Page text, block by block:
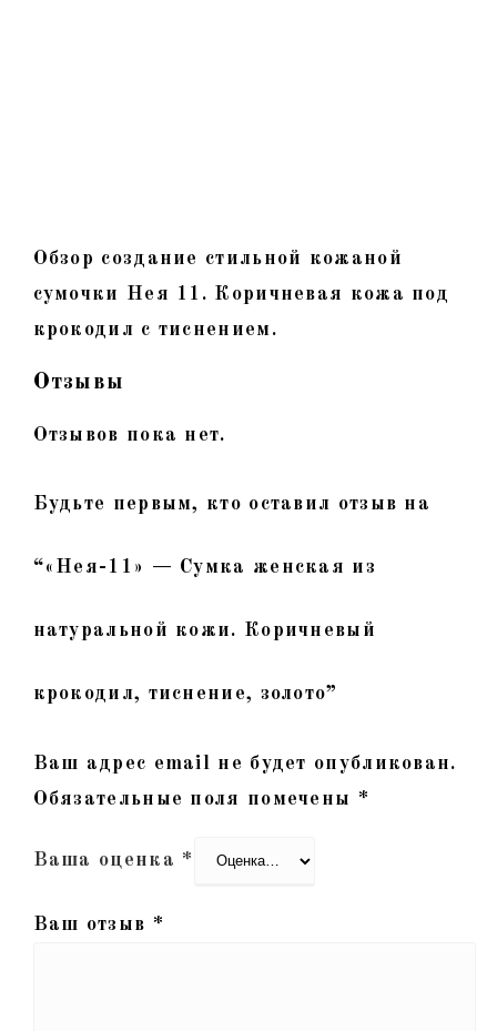
Обзор создание стильной кожаной
сумочки Нея 11. Коричневая кожа под
крокодил с тиснением.
Отзывы
Отзывов пока нет.
Будьте первым, кто оставил отзыв на
“«Нея-11» — Сумка женская из
натуральной кожи. Коричневый
крокодил, тиснение, золото”
Ваш адрес email не будет опубликован.
Обязательные поля помечены *
Ваша оценка *
Ваш отзыв *